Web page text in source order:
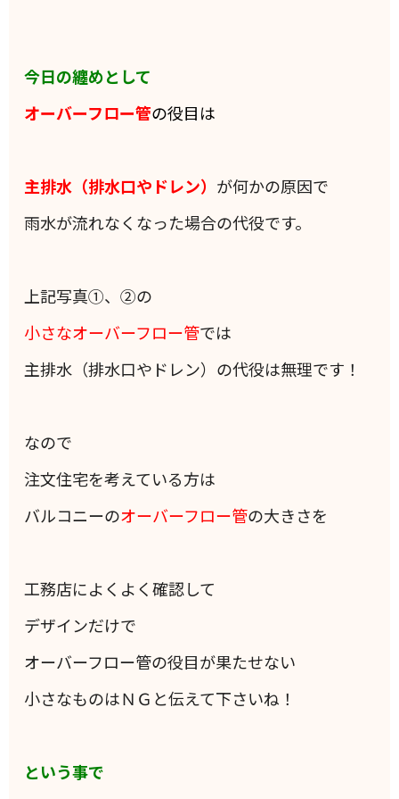
今日の纏めとして
オーバーフロー管の役目は
主排水（排水口やドレン） が何かの原因で
雨水が流れなくなった場合の代役です。
上記写真①、②の
小さなオーバーフロー管では
主排水（排水口やドレン）の代役は無理です！
なので
注文住宅を考えている方は
バルコニーのオーバーフロー管の大きさを
工務店によくよく確認して
デザインだけで
オーバーフロー管の役目が果たせない
小さなものはＮＧと伝えて下さいね！
という事で